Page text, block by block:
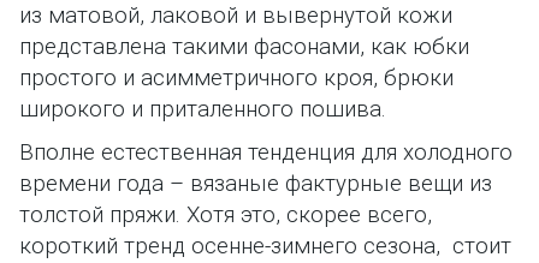
из матовой, лаковой и вывернутой кожи
представлена такими фасонами, как юбки
простого и асимметричного кроя, брюки
широкого и приталенного пошива.
Вполне естественная тенденция для холодного
времени года – вязаные фактурные вещи из
толстой пряжи. Хотя это, скорее всего,
короткий тренд осенне-зимнего сезона, стоит